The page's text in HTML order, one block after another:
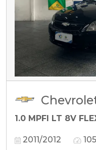
1.0 MPFI LT 8V
2011/2012